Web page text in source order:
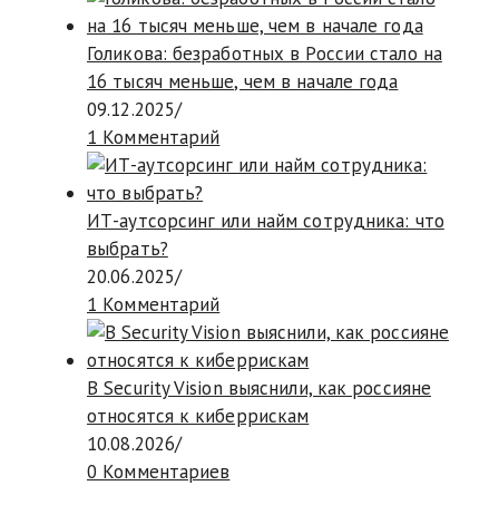
Голикова: безработных в России стало на
16 тысяч меньше, чем в начале года
09.12.2025/
1 Комментарий
ИТ-аутсорсинг или найм сотрудника: что
выбрать?
20.06.2025/
1 Комментарий
В Security Vision выяснили, как россияне
относятся к киберрискам
10.08.2026/
0 Комментариев